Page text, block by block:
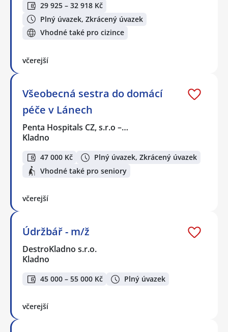
29 925 – 32 918 Kč
Plný úvazek, Zkrácený úvazek
Vhodné také pro cizince
včerejší
Všeobecná sestra do domácí
péče v Lánech
Penta Hospitals CZ, s.r.o –…
Kladno
47 000 Kč
Plný úvazek, Zkrácený úvazek
Vhodné také pro seniory
včerejší
Údržbář - m/ž
DestroKladno s.r.o.
Kladno
45 000 – 55 000 Kč Plný úvazek
včerejší